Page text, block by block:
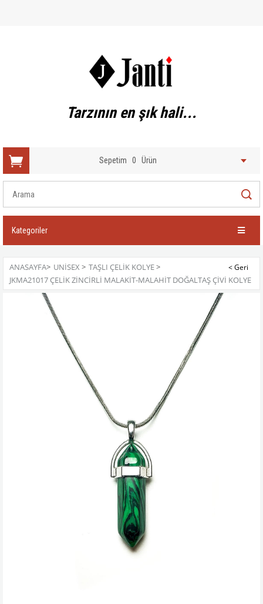
Tarzının en şık hali...
Sepetim 0 Ürün
Kategoriler
ANASAYFA> UNISEX > TAŞLI ÇELIK KOLYE>
JKMA21017 ÇELİK ZİNCİRLİ MALAKİT-MALAHİT DOĞALTAŞ ÇİVİ KOLYE